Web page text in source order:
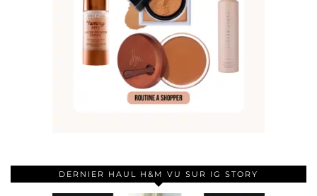
DERNIER HAUL H&M VU SUR IG STORY